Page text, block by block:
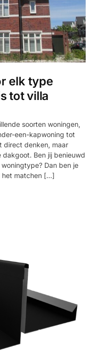
elk type
tot villa
soorten woningen,
een-kapwoning tot
direct denken, maar
Ben jij benieuwd
Dan ben je
het matchen […]